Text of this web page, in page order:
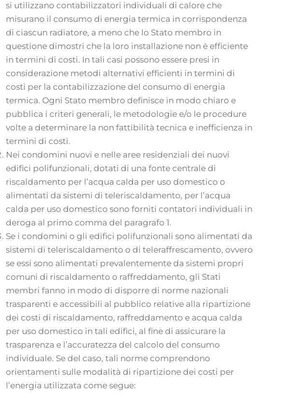
si utilizzano contabilizzatori individuali di calore che
misurano il consumo di energia termica in corrispondenza
di ciascun radiatore, a meno che lo Stato membro in
questione dimostri che la loro installazione non è efficiente
in termini di costi. In tali casi possono essere presi in
considerazione metodi alternativi efficienti in termini di
costi per la contabilizzazione del consumo di energia
termica. Ogni Stato membro definisce in modo chiaro e
pubblica i criteri generali, le metodologie e/o le procedure
volte a determinare la non fattibilità tecnica e inefficienza in
termini di costi.
Nei condomini nuovi e nelle aree residenziali dei nuovi
edifici polifunzionali, dotati di una fonte centrale di
riscaldamento per l’acqua calda per uso domestico o
alimentati da sistemi di teleriscaldamento, per l’acqua
calda per uso domestico sono forniti contatori individuali in
deroga al primo comma del paragrafo 1.
Se i condomini o gli edifici polifunzionali sono alimentati da
sistemi di teleriscaldamento o di teleraffrescamento, ovvero
se essi sono alimentati prevalentemente da sistemi propri
comuni di riscaldamento o raffreddamento, gli Stati
membri fanno in modo di disporre di norme nazionali
trasparenti e accessibili al pubblico relative alla ripartizione
dei costi di riscaldamento, raffreddamento e acqua calda
per uso domestico in tali edifici, al fine di assicurare la
trasparenza e l’accuratezza del calcolo del consumo
individuale. Se del caso, tali norme comprendono
orientamenti sulle modalità di ripartizione dei costi per
l’energia utilizzata come segue: